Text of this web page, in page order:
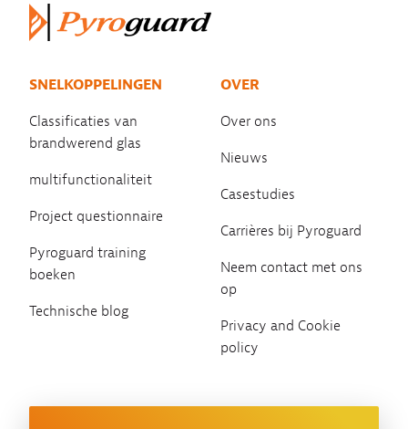
SNELKOPPELINGEN
Classificaties van
brandwerend glas
multifunctionaliteit
Project questionnaire
Pyroguard training
boeken
Technische blog
OVER
Over ons
Nieuws
Casestudies
Carrières bij Pyroguard
Neem contact met ons
op
Privacy and Cookie
policy